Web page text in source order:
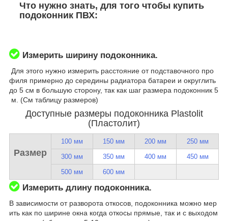
Что нужно знать, для того чтобы купить
подоконник ПВХ:
Измерить ширину подоконника.
Для этого нужно измерить расстояние от подставочного про
филя примерно до середины радиатора батареи и округлить
до 5 см в большую сторону, так как шаг размера подоконник 5
м. (См таблицу размеров)
Доступные размеры подоконника Plastolit
(Пластолит)
Размер
100 мм 150 мм 200 мм
250 мм
300 мм
350 мм 400 мм
450 мм
500 мм
600 мм
Измерить длину подоконника.
В зависимости от разворота откосов, подоконника можно мер
ить как по ширине окна когда откосы прямые, так и с выходом